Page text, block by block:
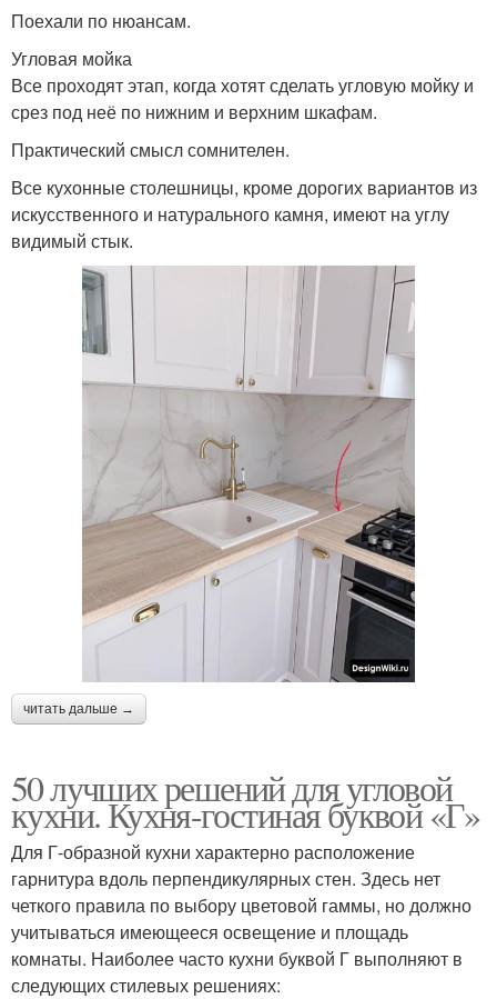
Кухни в хрущевке Кухни с размерами
Угол на кухне Пространство на кухне
Площади на кухне Кухни с прямой
Шкаф на кухне
Поехали по нюансам.
Угловая мойка
Все проходят этап, когда хотят сделать угловую мойку и
срез под неё по нижним и верхним шкафам.
Практический смысл сомнителен.
Все кухонные столешницы, кроме дорогих вариантов из
искусственного и натурального камня, имеют на углу
видимый стык.
читать дальше →
50 лучших решений для угловой
кухни. Кухня-гостиная буквой «Г»
Для Г-образной кухни характерно расположение
гарнитура вдоль перпендикулярных стен. Здесь нет
четкого правила по выбору цветовой гаммы, но должно
учитываться имеющееся освещение и площадь
комнаты. Наиболее часто кухни буквой Г выполняют в
следующих стилевых решениях: